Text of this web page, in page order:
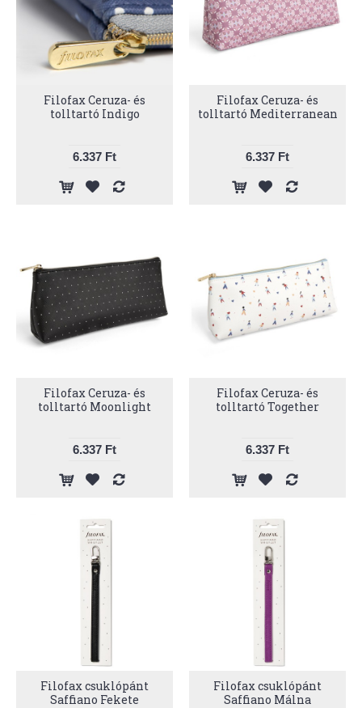
Filofax Ceruza- és
tolltartó Indigo
6.337 Ft
Filofax Ceruza- és
tolltartó Mediterranean
6.337 Ft
Filofax Ceruza- és
tolltartó Moonlight
6.337 Ft
Filofax Ceruza- és
tolltartó Together
6.337 Ft
Filofax csuklópánt
Saffiano Fekete
Filofax csuklópánt
Saffiano Málna